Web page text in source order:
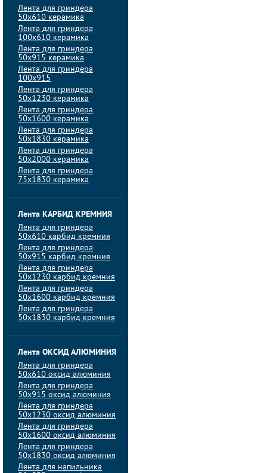
Лента для гриндера
50х610 керамика
Лента для гриндера
100х610 керамика
Лента для гриндера
50х915 керамика
Лента для гриндера
100х915
Лента для гриндера
50х1230 керамика
Лента для гриндера
50х1600 керамика
Лента для гриндера
50х1830 керамика
Лента для гриндера
50х2000 керамика
Лента для гриндера
75х1830 керамика
Лента КАРБИД КРЕМНИЯ
Лента для гриндера
50х610 карбид кремния
Лента для гриндера
50х915 карбид кремния
Лента для гриндера
50х1230 карбид кремния
Лента для гриндера
50х1600 карбид кремния
Лента для гриндера
50х1830 карбид кремния
Лента ОКСИД АЛЮМИНИЯ
Лента для гриндера
50х610 оксид алюминия
Лента для гриндера
50х915 оксид алюминия
Лента для гриндера
50х1230 оксид алюминия
Лента для гриндера
50х1600 оксид алюминия
Лента для гриндера
50х1830 оксид алюминия
Лента для напильника